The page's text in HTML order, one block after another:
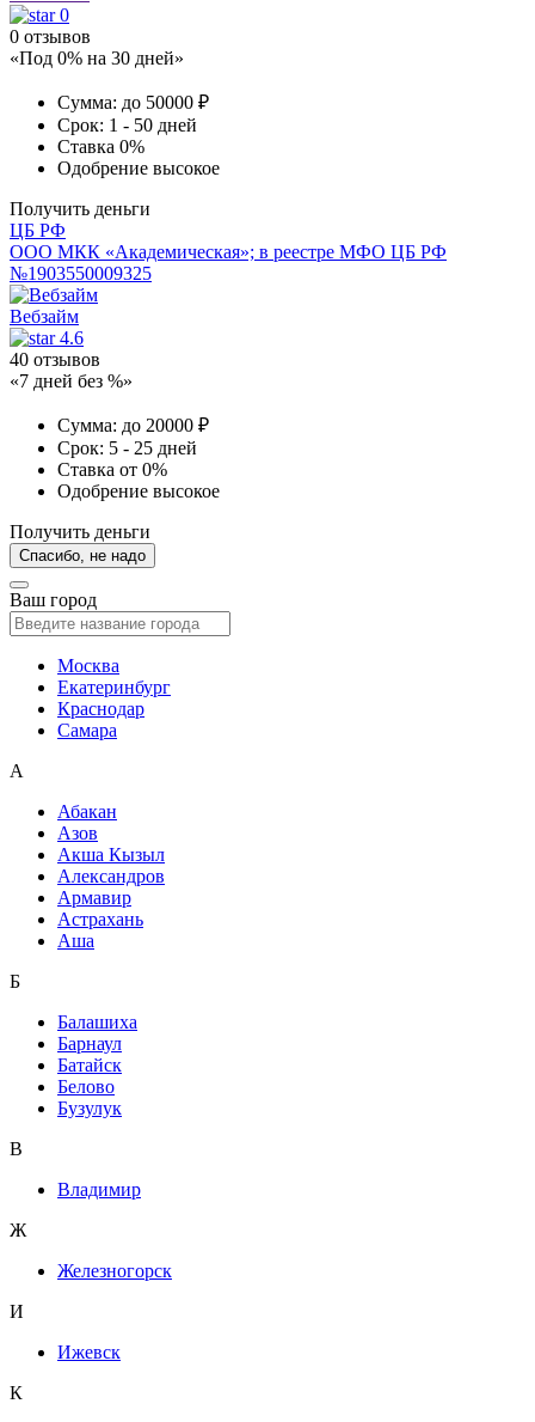
0
0 отзывов
«Под 0% на 30 дней»
Сумма: до 50000 ₽
Срок: 1 - 50 дней
Ставка 0%
Одобрение высокое
Получить деньги
ЦБ РФ
ООО МКК «Академическая»; в реестре МФО ЦБ РФ
№1903550009325
Вебзайм
4.6
40 отзывов
«7 дней без %»
Сумма: до 20000 ₽
Срок: 5 - 25 дней
Ставка от 0%
Одобрение высокое
Получить деньги
Спасибо, не надо
Ваш город
Москва
Екатеринбург
Краснодар
Самара
А
Абакан
Азов
Акша Кызыл
Александров
Армавир
Астрахань
Аша
Б
Балашиха
Барнаул
Батайск
Белово
Бузулук
В
Владимир
Ж
Железногорск
И
Ижевск
К